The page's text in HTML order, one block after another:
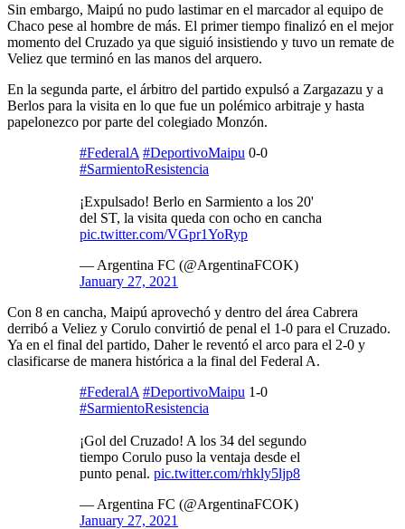
Sin embargo, Maipú no pudo lastimar en el marcador al equipo de
Chaco pese al hombre de más. El primer tiempo finalizó en el mejor
momento del Cruzado ya que siguió insistiendo y tuvo un remate de
Veliez que terminó en las manos del arquero.
En la segunda parte, el árbitro del partido expulsó a Zargazazu y a
Berlos para la visita en lo que fue un polémico arbitraje y hasta
papelonezco por parte del colegiado Monzón.
#FederalA #DeportivoMaipu 0-0
#SarmientoResistencia
¡Expulsado! Berlo en Sarmiento a los 20'
del ST, la visita queda con ocho en cancha
pic.twitter.com/VGpr1YoRyp
— Argentina FC (@ArgentinaFCOK)
January 27, 2021
Con 8 en cancha, Maipú aprovechó y dentro del área Cabrera
derribó a Veliez y Corulo convirtió de penal el 1-0 para el Cruzado.
Ya en el final del partido, Daher le reventó el arco para el 2-0 y
clasificarse de manera histórica a la final del Federal A.
#FederalA #DeportivoMaipu 1-0
#SarmientoResistencia
¡Gol del Cruzado! A los 34 del segundo
tiempo Corulo puso la ventaja desde el
punto penal. pic.twitter.com/rhkly5ljp8
— Argentina FC (@ArgentinaFCOK)
January 27, 2021